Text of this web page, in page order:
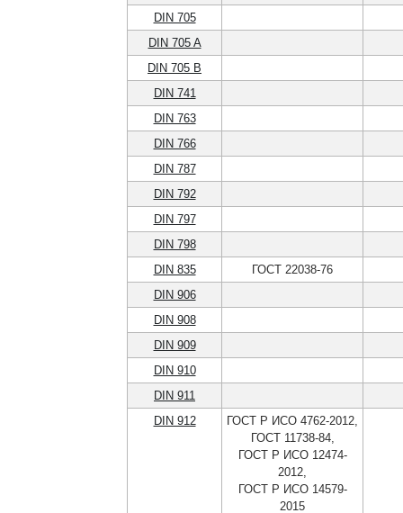
DIN 705
DIN 705 A
DIN 705 B
DIN 741
DIN 763
DIN 766
DIN 787
DIN 792
DIN 797
DIN 798
DIN 835
ГОСТ 22038-76
DIN 906
DIN 908
DIN 909
DIN 910
DIN 911
DIN 912
ГОСТ Р ИСО 4762-2012,
ГОСТ 11738-84,
ГОСТ Р ИСО 12474-
2012,
ГОСТ Р ИСО 14579-
2015